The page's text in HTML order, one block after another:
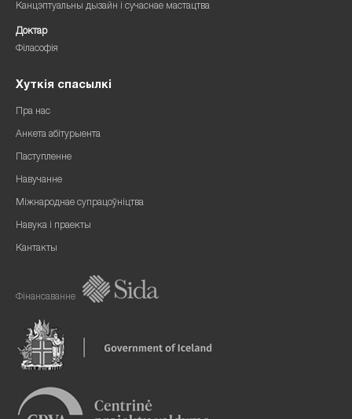
Канцэптуальны дызайн і сучаснае мастацтва
Доктар
Філасофія
Хуткія спасылкі
Пра нас
Анкета абітурыента
Паступленне
Навучанне
Міжнароднае супрацоўніцтва
Навука і праекты
Кантакты
Фінансаванне